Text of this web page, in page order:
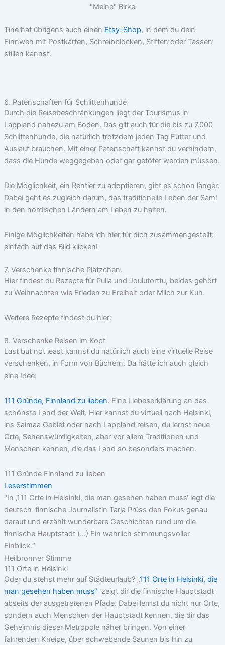
"Meine" Birke
Tine hat übrigens auch einen Etsy-Shop, in dem du dein
Finnweh mit Postkarten, Schreibblöcken, Stiften oder Tassen
stillen kannst.
6. Patenschaften für Schlittenhunde
Durch die Reisebeschränkungen liegt der Tourismus in
Lappland nahezu am Boden. Das gilt auch für die bis zu 7.000
Schlittenhunde, die natürlich trotzdem jeden Tag Futter und
Auslauf brauchen. Mit einer Patenschaft kannst du verhindern,
dass die Hunde weggegeben oder gar getötet werden müssen.
Die Möglichkeit, ein Rentier zu adoptieren, gibt es schon länger.
Dabei geht es zugleich darum, das traditionelle Leben der Sami
in den nordischen Ländern am Leben zu halten.
Einige Möglichkeiten habe ich hier für dich zusammengestellt:
einfach auf das Bild klicken!
7. Verschenke finnische Plätzchen.
Hier findest du Rezepte für Pulla und Joulutorttu, beides gehört
zu Weihnachten wie Frieden zu Freiheit oder Milch zur Kuh.
Weitere Rezepte findest du hier:
8. Verschenke Reisen im Kopf
Last but not least kannst du natürlich auch eine virtuelle Reise
verschenken, in Form von Büchern. Da hätte ich auch gleich
eine Idee:
111 Gründe, Finnland zu lieben. Eine Liebeserklärung an das
schönste Land der Welt. Hier kannst du virtuell nach Helsinki,
ins Saimaa Gebiet oder nach Lappland reisen, du lernst neue
Orte, Sehenswürdigkeiten, aber vor allem Traditionen und
Menschen kennen, die das Land so besonders machen.
111 Gründe Finnland zu lieben
Leserstimmen
"In ‚111 Orte in Helsinki, die man gesehen haben muss‘ legt die
deutsch-finnische Journalistin Tarja Prüss den Fokus genau
darauf und erzählt wunderbare Geschichten rund um die
finnische Hauptstadt (…) Ein wahrlich stimmungsvoller
Einblick.“
Heilbronner Stimme
111 Orte in Helsinki
Oder du stehst mehr auf Städteurlaub? „111 Orte in Helsinki, die
man gesehen haben muss“ zeigt dir die finnische Hauptstadt
abseits der ausgetretenen Pfade. Dabei lernst du nicht nur Orte,
sondern auch Menschen der Hauptstadt kennen, die dir das
Geheimnis dieser Metropole näher bringen. Von einer
fahrenden Kneipe, über schwebende Saunen bis hin zu